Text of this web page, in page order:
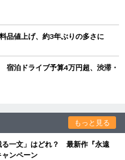
品値上げ、約3年ぶりの多さに
泊ドライブ予算4万円超、渋滞・
もっと見る
る一文」はどれ？ 最新作『永遠
ンペーン